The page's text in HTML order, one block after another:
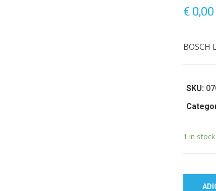
€ 0,00
BOSCH
SKU:
1 in stock